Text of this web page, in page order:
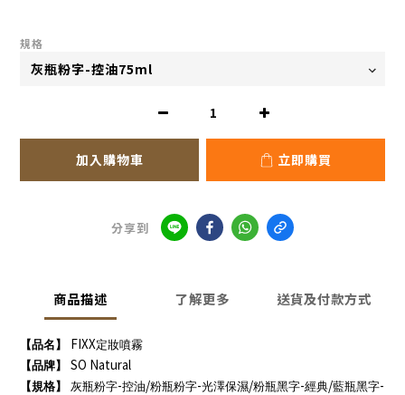
規格
加入購物車 立即購買
分享到
商品描述 了解更多 送貨及付款方式
【品名】 FIXX定妝噴霧
【品牌】
SO Natural
【規格】 灰瓶粉字-控油/粉瓶粉字-光澤保濕/粉瓶黑字-經典/藍瓶黑字-